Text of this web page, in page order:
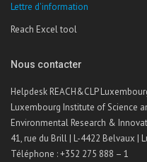
Lettre d'information
Reach Excel tool
Nous contacter
Helpdesk REACH&CLP
Luxembourg Institute of Science
Environmental Research &
41, rue du Brill | L-4422 Belvaux |
Téléphone : +352 275 888 – 1